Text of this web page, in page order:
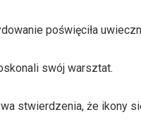
poświęciła
swój warsztat.
stwierdzenia, że ikony